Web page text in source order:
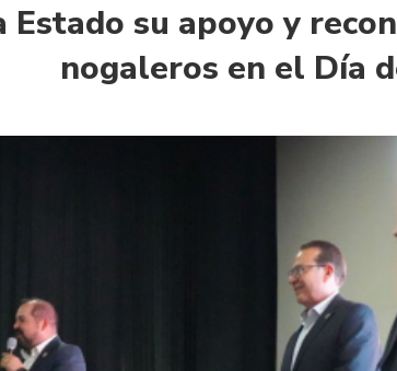
Estado su apoyo y
nogaleros en el Día